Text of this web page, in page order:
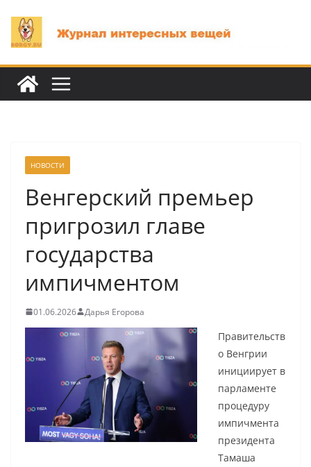
содержимому
НОВОСТИ
Венгерский премьер
пригрозил главе
государства
импичментом
01.06.2026 Дарья Егорова
Правительств
о Венгрии
инициирует в
парламенте
процедуру
импичмента
президента
Тамаша